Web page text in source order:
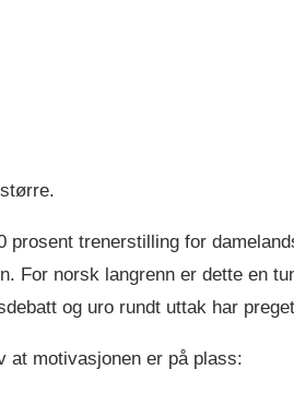
prosent trenerstilling for
For norsk langrenn er dette en
og uro rundt uttak har
at motivasjonen er på plass: